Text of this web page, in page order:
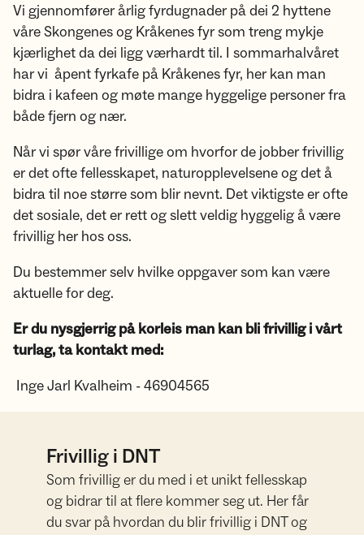
Vi gjennomfører årlig fyrdugnader på dei 2 hyttene
våre Skongenes og Kråkenes fyr som treng mykje
kjærlighet da dei ligg værhardt til. I sommarhalvåret
har vi åpent fyrkafe på Kråkenes fyr, her kan man
bidra i kafeen og møte mange hyggelige personer fra
både fjern og nær.
Når vi spør våre frivillige om hvorfor de jobber frivillig
er det ofte fellesskapet, naturopplevelsene og det å
bidra til noe større som blir nevnt. Det viktigste er ofte
det sosiale, det er rett og slett veldig hyggelig å være
frivillig her hos oss.
Du bestemmer selv hvilke oppgaver som kan være
aktuelle for deg.
Er du nysgjerrig på korleis man kan bli frivillig i vårt
turlag, ta kontakt med:
Inge Jarl Kvalheim - 46904565
Frivillig i DNT
Som frivillig er du med i et unikt fellesskap
og bidrar til at flere kommer seg ut. Her får
du svar på hvordan du blir frivillig i DNT og